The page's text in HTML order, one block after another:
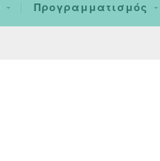
Προγραμματισμός